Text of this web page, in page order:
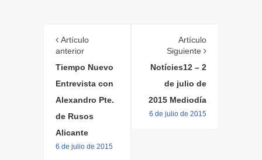
Artículo
anterior
Tiempo Nuevo
Entrevista con
Alexandro Pte.
de Rusos
Alicante
6 de julio de 2015
Artículo
Siguiente
Notícies12 – 2
de julio de
2015 Mediodía
6 de julio de 2015